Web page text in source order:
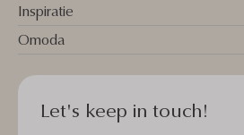
Inspiratie
Omoda
Let's keep in touch!